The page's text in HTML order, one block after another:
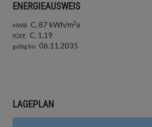
ENERGIEAUSWEIS
HWB C, 87 kWh/m2a
fGEE C, 1,19
gültig bis 06.11.2035
LAGEPLAN